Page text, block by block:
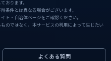
おります。
条件とは異なる場合がございます。
ト・自治体ページをご確認ください。
のではなく、本サービスの利用によって生じたい
よくある質問